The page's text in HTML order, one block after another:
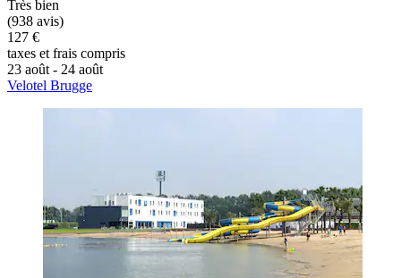
Très bien
(938 avis)
127 €
taxes et frais compris
23 août - 24 août
Velotel Brugge